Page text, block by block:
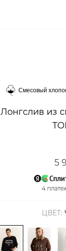
Смесовый
Лонгслив из
5
4
ЦВЕТ: